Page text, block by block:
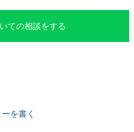
ての相談をする
を書く